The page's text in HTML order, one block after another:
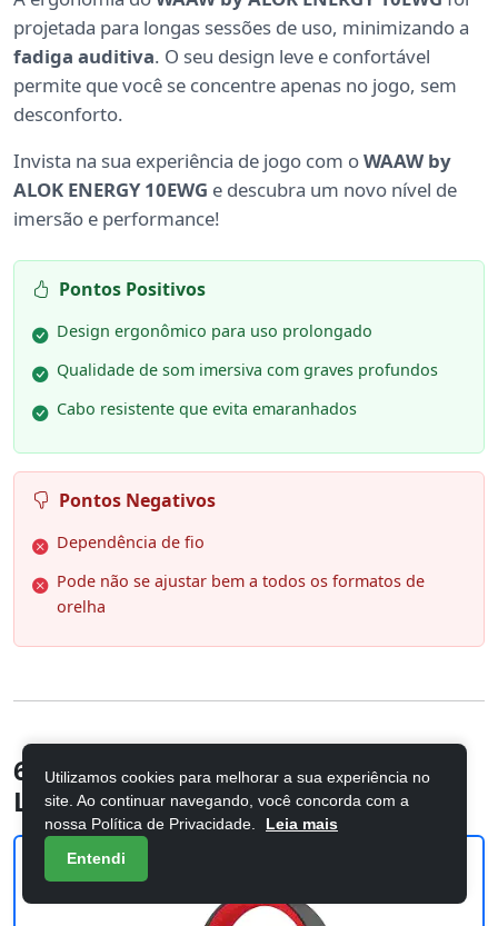
projetada para longas sessões de uso, minimizando a
fadiga auditiva. O seu design leve e confortável
permite que você se concentre apenas no jogo, sem
desconforto.
Invista na sua experiência de jogo com oWAAW by
ALOK ENERGY 10EWG e descubra um novo nível de
imersão e performance!
Pontos Positivos
Design ergonômico para uso prolongado
Qualidade de som imersiva com graves profundos
Cabo resistente que evita emaranhados
Pontos Negativos
Dependência de fio
Pode não se ajustar bem a todos os formatos de
orelha
6. Headset Gamer Redragon Zeus
Lite Preto P3 H510-LT
Utilizamos cookies para melhorar a sua experiência no
site. Ao continuar navegando, você concorda com a
nossa Política de Privacidade.
Leia mais
Entendi